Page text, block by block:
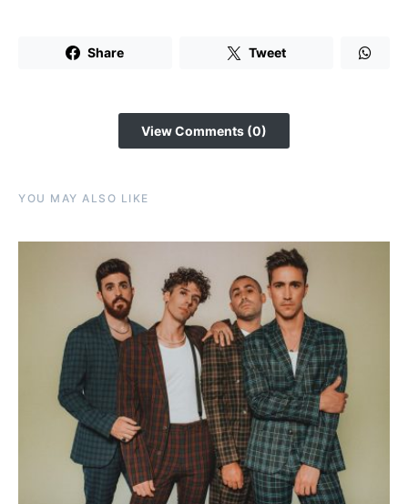
Share Tweet
View Comments (0)
YOU MAY ALSO LIKE